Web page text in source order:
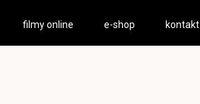
filmy online e-shop kontakt